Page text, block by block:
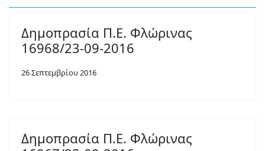
Δημοπρασία Π.Ε. Φλώρινας
16968/23-09-2016
26 Σεπτεμβρίου 2016
Δημοπρασία Π.Ε. Φλώρινας